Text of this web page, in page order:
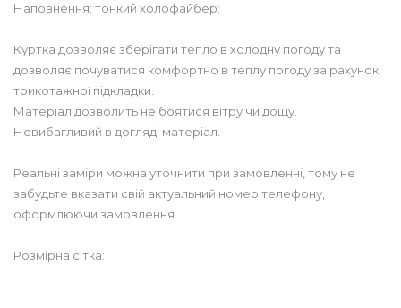
Наповнення: тонкий холофайбер;
Куртка дозволяє зберігати тепло в холодну погоду та
дозволяє почуватися комфортно в теплу погоду за рахунок
трикотажної підкладки.
Матеріал дозволить не боятися вітру чи дощу.
Невибагливий в догляді матеріал.
Реальні заміри можна уточнити при замовленні, тому не
забудьте вказати свій актуальний номер телефону,
оформлюючи замовлення.
Розмірна сітка: